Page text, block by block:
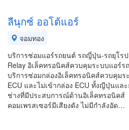
ลีนุกซ์ ออโต้แอร์
จอมทอง
บริการซ่อมแอร์รถยนต์ รถญี่ปุ่น-รถยุโร
Relay อิเล็คทรอนิคส์ควบคุมระบบแอร์ร
บริการซ่อมกล่องอิเล็คทรอนิคส์ควบคุมร
ECU และไม่เข้ากล่อง ECU ทั้งญีปุ่นแล
ช่างที่มีประสบการณ์ด้านอิเล็คทรอนิคส์
คอมเพรสเซอร์มีเสียงดัง ไม่มีกำลังอัด…